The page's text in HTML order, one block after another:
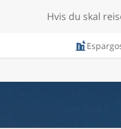
Hvis du skal